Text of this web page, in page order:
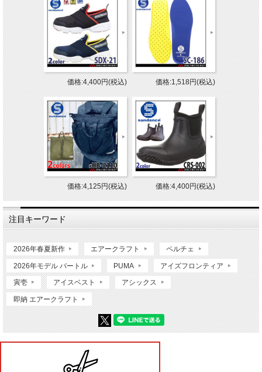
価格:4,400円(税込) 価格:1,518円(税込)
価格:4,125円(税込) 価格:4,400円(税込)
注目キーワード
2026年春夏新作 エアークラフト ペルチェ
2026年モデル バートル PUMA アイズフロンティア
寅壱 アイスベスト アシックス
即納 エアークラフト